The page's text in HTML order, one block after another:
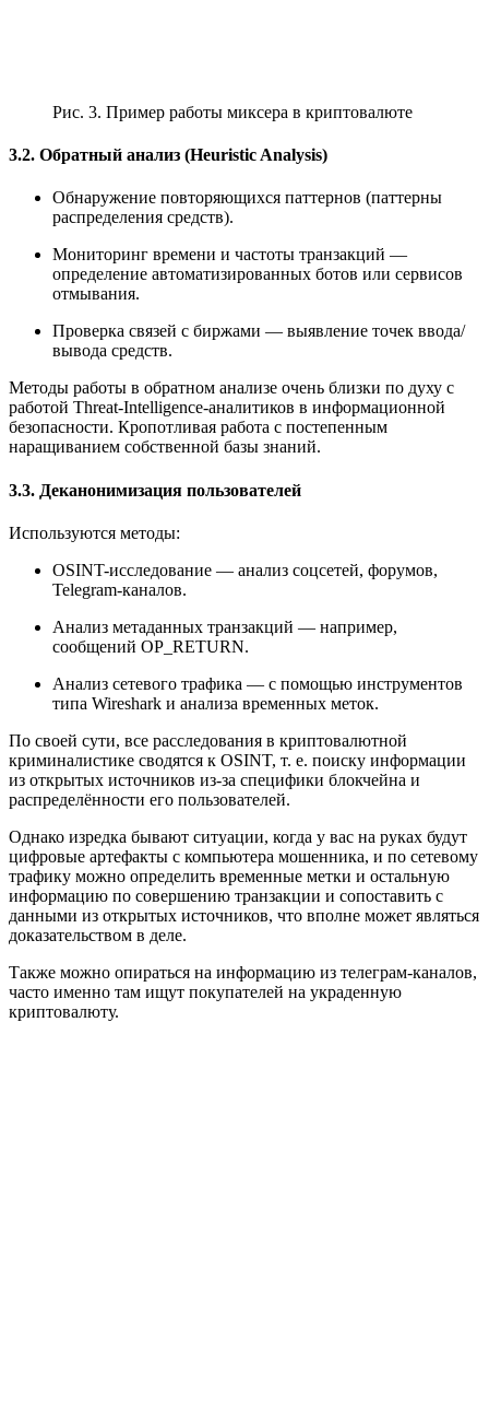
Рис. 3. Пример работы миксера в криптовалюте
3.2. Обратный анализ (Heuristic Analysis)
Обнаружение повторяющихся паттернов (паттерны
распределения средств).
Мониторинг времени и частоты транзакций —
определение автоматизированных ботов или сервисов
отмывания.
Проверка связей с биржами — выявление точек ввода/
вывода средств.
Методы работы в обратном анализе очень близки по духу с
работой Threat-Intelligence-аналитиков в информационной
безопасности. Кропотливая работа с постепенным
наращиванием собственной базы знаний.
3.3. Деканонимизация пользователей
Используются методы:
OSINT-исследование — анализ соцсетей, форумов,
Telegram-каналов.
Анализ метаданных транзакций — например,
сообщений OP_RETURN.
Анализ сетевого трафика — с помощью инструментов
типа Wireshark и анализа временных меток.
По своей сути, все расследования в криптовалютной
криминалистике сводятся к OSINT, т. е. поиску информации
из открытых источников из-за специфики блокчейна и
распределённости его пользователей.
Однако изредка бывают ситуации, когда у вас на руках будут
цифровые артефакты с компьютера мошенника, и по сетевому
трафику можно определить временные метки и остальную
информацию по совершению транзакции и сопоставить с
данными из открытых источников, что вполне может являться
доказательством в деле.
Также можно опираться на информацию из телеграм-каналов,
часто именно там ищут покупателей на украденную
криптовалюту.